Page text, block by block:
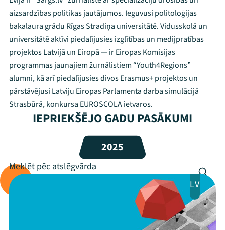
Mana programma
Festivāls
Programma
Arhīvs
Viņi bija LAMPĀ 2026
aizsardzības politikas jautājumos. Ieguvusi politoloģijas
bakalaura grādu Rīgas Stradiņa universitātē. Vidusskolā un
universitātē aktīvi piedalījusies izglītības un medijpratības
projektos Latvijā un Eiropā — ir Eiropas Komisijas
programmas jaunajiem žurnālistiem “Youth4Regions”
alumni, kā arī piedalījusies divos Erasmus+ projektos un
pārstāvējusi Latviju Eiropas Parlamenta darba simulācijā
Strasbūrā, konkursa EUROSCOLA ietvaros.
IEPRIEKŠĒJO GADU PASĀKUMI
2025
LV